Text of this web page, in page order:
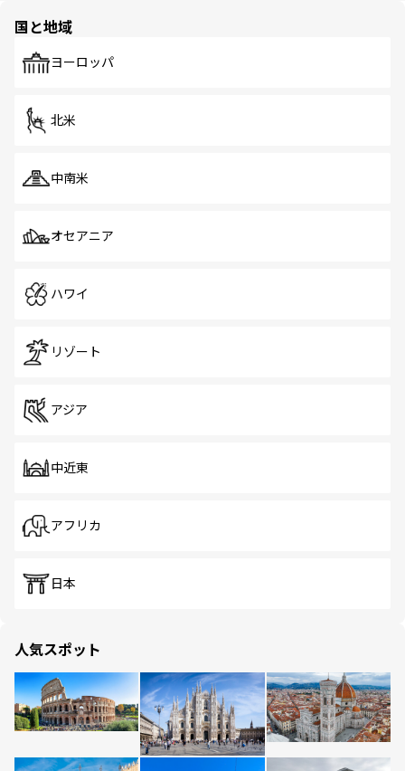
で、ホーカーズは地元の風情を楽しめる外せないスポット
国と地域
ヨーロッパ
北米
中南米
オセアニア
ハワイ
リゾート
アジア
中近東
アフリカ
日本
人気スポット